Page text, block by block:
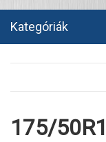
Kategóriák
175/